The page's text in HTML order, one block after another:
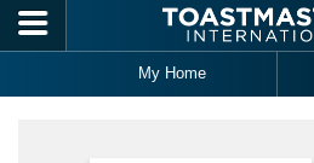
Skip to main content
My Home